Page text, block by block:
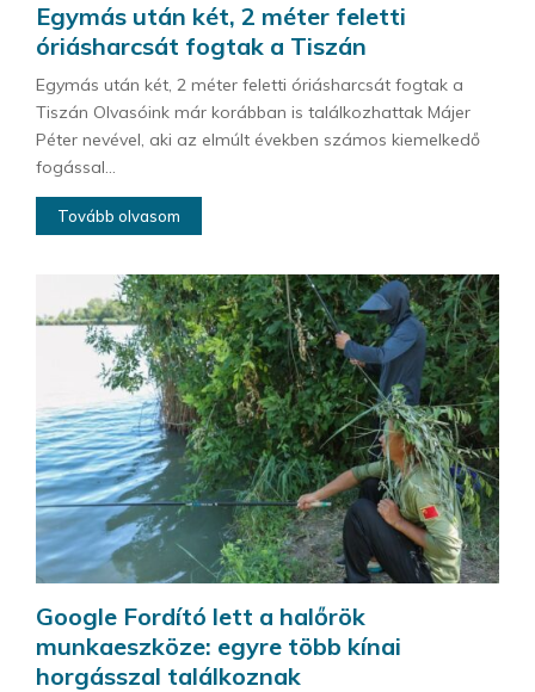
Egymás után két, 2 méter feletti
óriásharcsát fogtak a Tiszán
Egymás után két, 2 méter feletti óriásharcsát fogtak a
Tiszán Olvasóink már korábban is találkozhattak Májer
Péter nevével, aki az elmúlt években számos kiemelkedő
fogással...
Tovább olvasom
Google Fordító lett a halőrök
munkaeszköze: egyre több kínai
horgásszal találkoznak